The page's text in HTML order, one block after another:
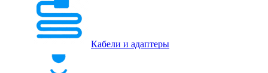
Кабели и адаптеры